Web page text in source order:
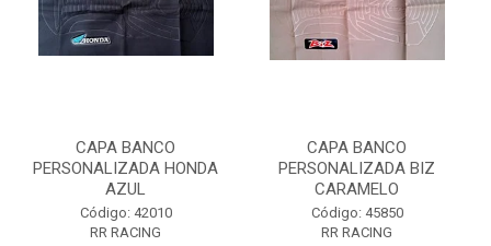
CAPA BANCO
PERSONALIZADA HONDA
AZUL
Código: 42010
RR RACING
CAPA BANCO
PERSONALIZADA BIZ
CARAMELO
Código: 45850
RR RACING